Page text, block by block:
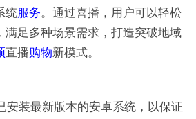
统服务。通过喜播，用户可以轻松
满足多种场景需求，打造突破地域
直播购物新模式。
安装最新版本的安卓系统，以保证